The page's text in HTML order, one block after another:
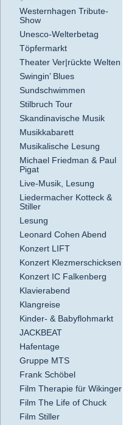
Westernhagen Tribute-
Show
Unesco-Welterbetag
Töpfermarkt
Theater Ver|rückte Welten
Swingin’ Blues
Sundschwimmen
Stilbruch Tour
Skandinavische Musik
Musikkabarett
Musikalische Lesung
Michael Friedman & Paul
Pigat
Live-Musik, Lesung
Liedermacher Kotteck &
Stiller
Lesung
Leonard Cohen Abend
Konzert LIFT
Konzert Klezmerschicksen
Konzert IC Falkenberg
Klavierabend
Klangreise
Kinder- & Babyflohmarkt
JACKBEAT
Hafentage
Gruppe MTS
Frank Schöbel
Film Therapie für Wikinger
Film The Life of Chuck
Film Stiller